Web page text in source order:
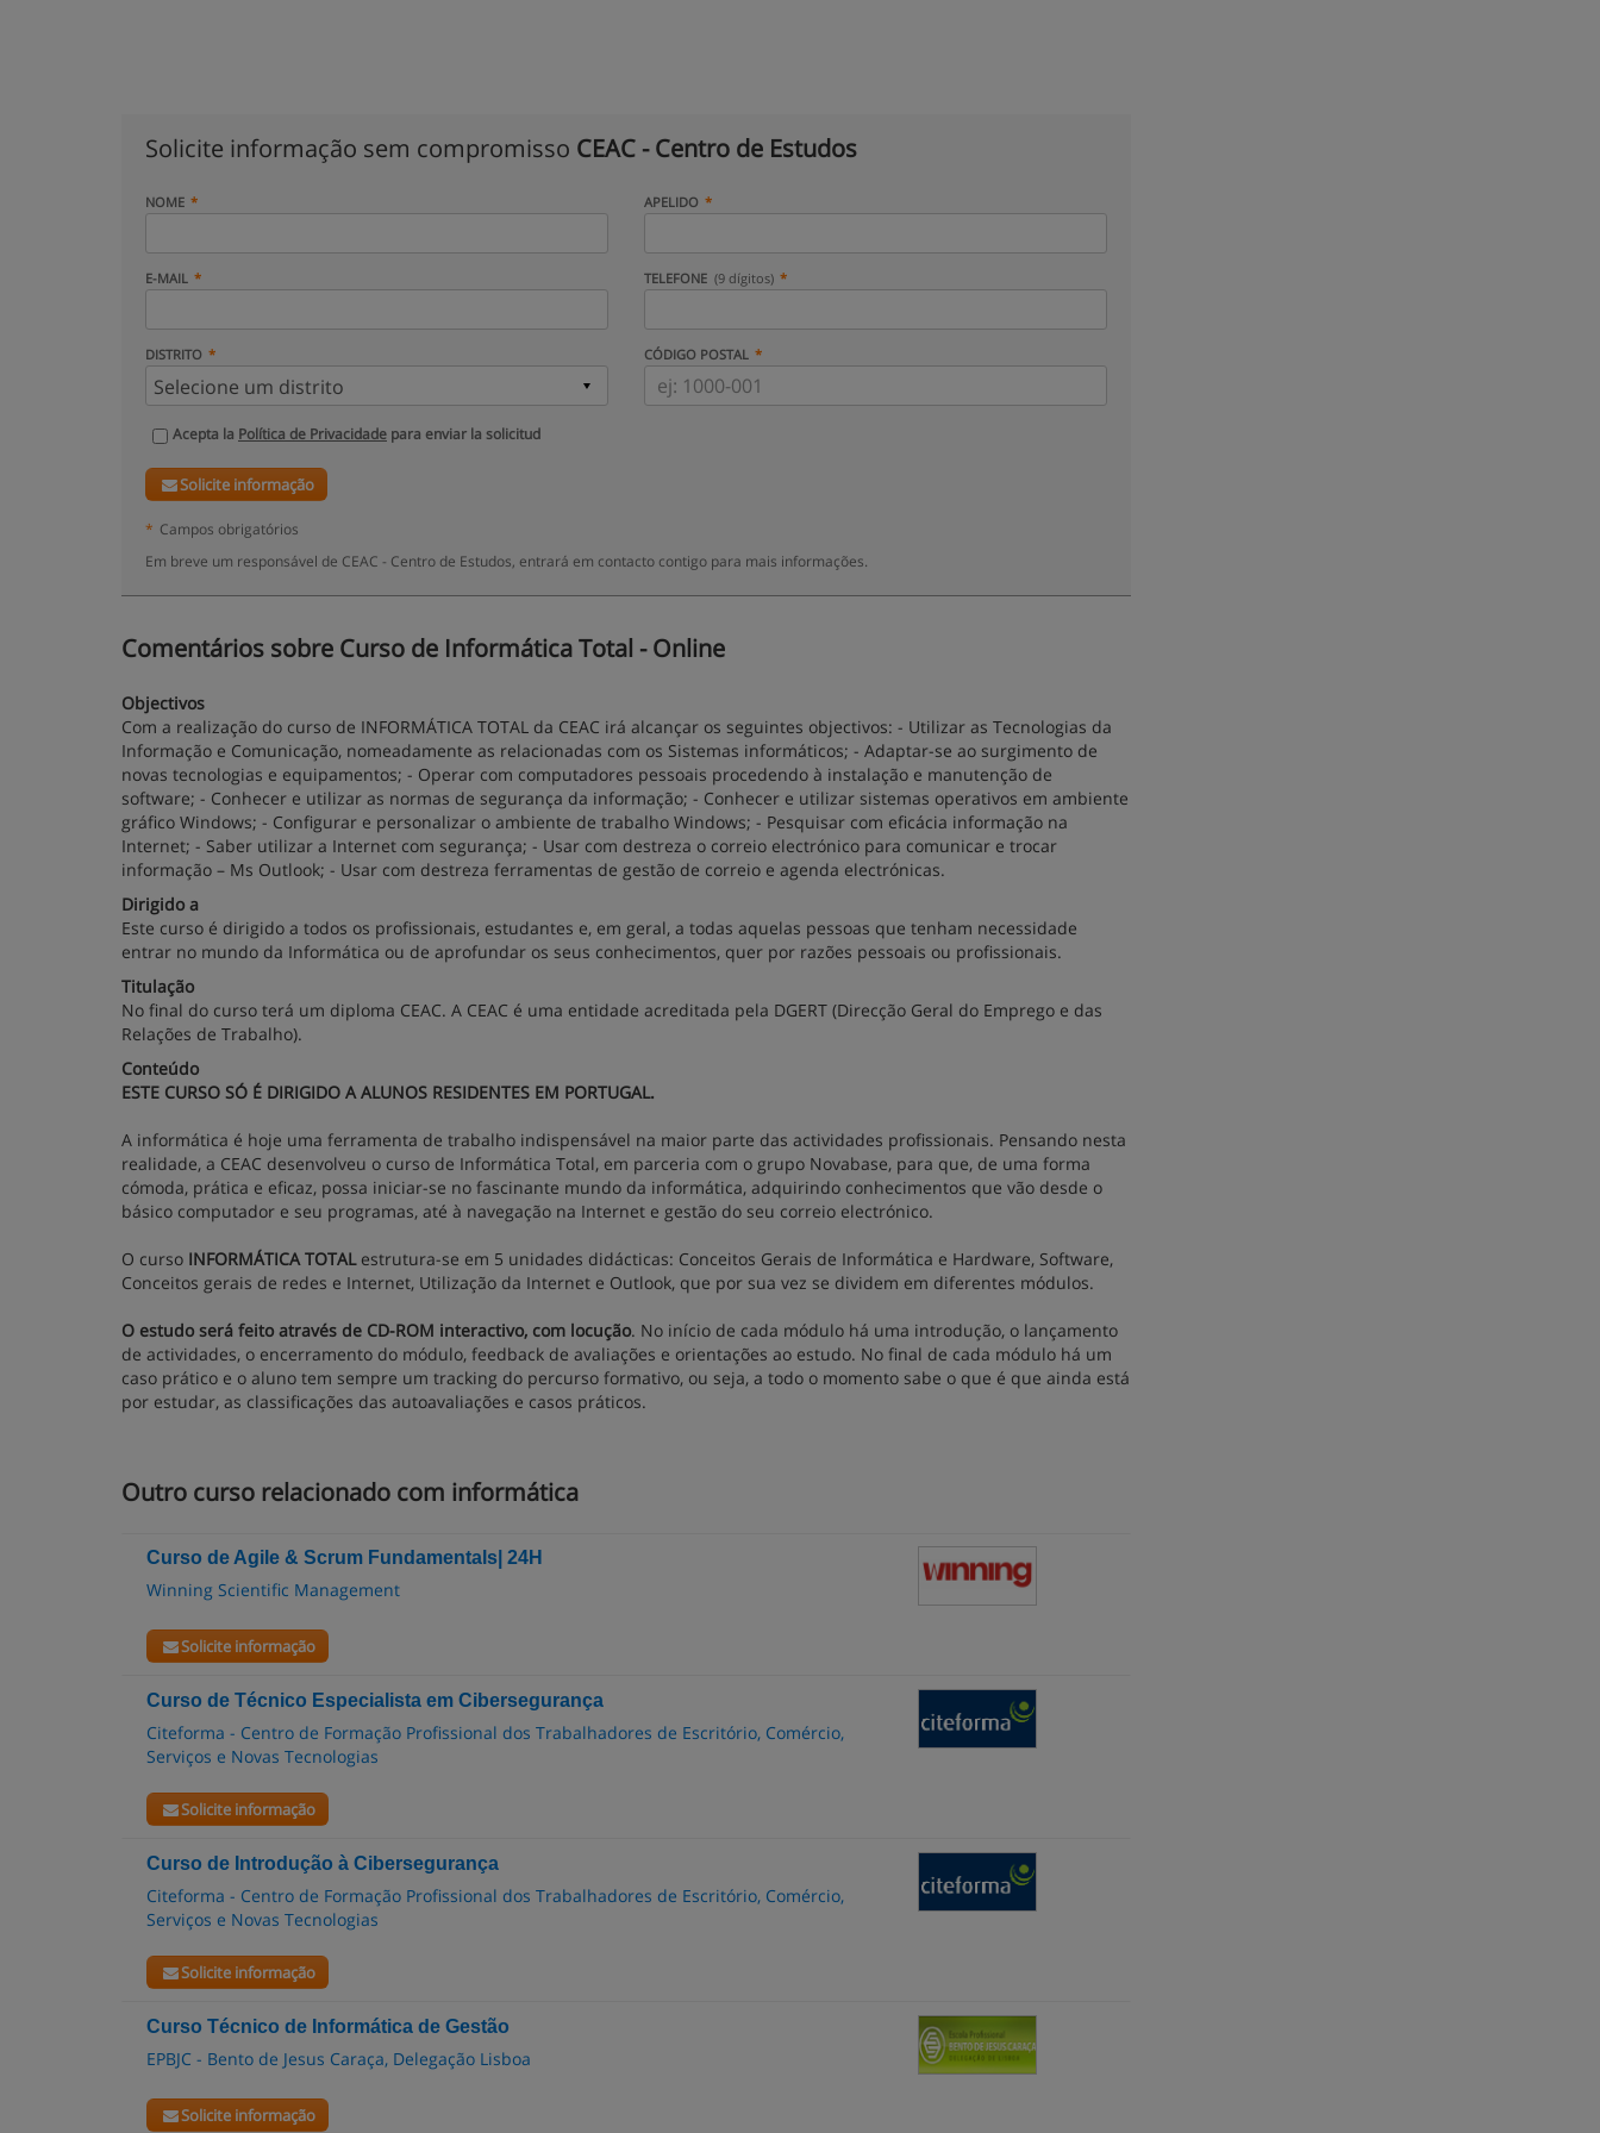
Solicite informação sem compromisso CEAC - Centro de Estudos
NOME APELIDO
E-MAIL TELEFONE (9 dígitos)
DISTRITO CÓDIGO POSTAL
Acepta la Política de Privacidade para enviar la solicitud
Solicite informação
* Campos obrigatórios
Em breve um responsável de CEAC - Centro de Estudos, entrará em contacto contigo para mais informações.
Comentários sobre Curso de Informática Total - Online
Objectivos
Com a realização do curso de INFORMÁTICA TOTAL da CEAC irá alcançar os seguintes objectivos: - Utilizar as Tecnologias da
Informação e Comunicação, nomeadamente as relacionadas com os Sistemas informáticos; - Adaptar-se ao surgimento de
novas tecnologias e equipamentos; - Operar com computadores pessoais procedendo à instalação e manutenção de
software; - Conhecer e utilizar as normas de segurança da informação; - Conhecer e utilizar sistemas operativos em ambiente
gráfico Windows; - Configurar e personalizar o ambiente de trabalho Windows; - Pesquisar com eficácia informação na
Internet; - Saber utilizar a Internet com segurança; - Usar com destreza o correio electrónico para comunicar e trocar
informação – Ms Outlook; - Usar com destreza ferramentas de gestão de correio e agenda electrónicas.
Dirigido a
Este curso é dirigido a todos os profissionais, estudantes e, em geral, a todas aquelas pessoas que tenham necessidade
entrar no mundo da Informática ou de aprofundar os seus conhecimentos, quer por razões pessoais ou profissionais.
Titulação
No final do curso terá um diploma CEAC. A CEAC é uma entidade acreditada pela DGERT (Direcção Geral do Emprego e das
Relações de Trabalho).
Conteúdo
ESTE CURSO SÓ É DIRIGIDO A ALUNOS RESIDENTES EM PORTUGAL.
A informática é hoje uma ferramenta de trabalho indispensável na maior parte das actividades profissionais. Pensando nesta
realidade, a CEAC desenvolveu o curso de Informática Total, em parceria com o grupo Novabase, para que, de uma forma
cómoda, prática e eficaz, possa iniciar-se no fascinante mundo da informática, adquirindo conhecimentos que vão desde o
básico computador e seu programas, até à navegação na Internet e gestão do seu correio electrónico.
O curso INFORMÁTICA TOTALestrutura-se em 5 unidades didácticas: Conceitos Gerais de Informática e Hardware, Software,
Conceitos gerais de redes e Internet, Utilização da Internet e Outlook, que por sua vez se dividem em diferentes módulos.
O estudo será feito através de CD-ROM interactivo, com locução. No início de cada módulo há uma introdução, o lançamento
de actividades, o encerramento do módulo, feedback de avaliações e orientações ao estudo. No final de cada módulo há um
caso prático e o aluno tem sempre um tracking do percurso formativo, ou seja, a todo o momento sabe o que é que ainda está
por estudar, as classificações das autoavaliações e casos práticos.
Outro curso relacionado com informática
Curso de Agile & Scrum Fundamentals| 24H
Winning Scientific Management
Solicite informação
Curso de Técnico Especialista em Cibersegurança
Citeforma - Centro de Formação Profissional dos Trabalhadores de Escritório, Comércio,
Serviços e Novas Tecnologias
Solicite informação
Curso de Introdução à Cibersegurança
Citeforma - Centro de Formação Profissional dos Trabalhadores de Escritório, Comércio,
Serviços e Novas Tecnologias
Solicite informação
Curso Técnico de Informática de Gestão
EPBJC - Bento de Jesus Caraça, Delegação Lisboa
Solicite informação